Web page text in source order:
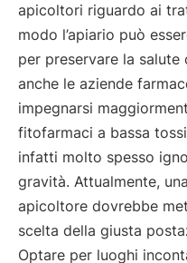
apicoltori riguardo ai
modo l’apiario può
per preservare la salute
anche le aziende
impegnarsi
fitofarmaci a bassa
infatti molto spesso
gravità. Attualmente,
apicoltore dovrebbe
scelta della giusta
Optare per luoghi